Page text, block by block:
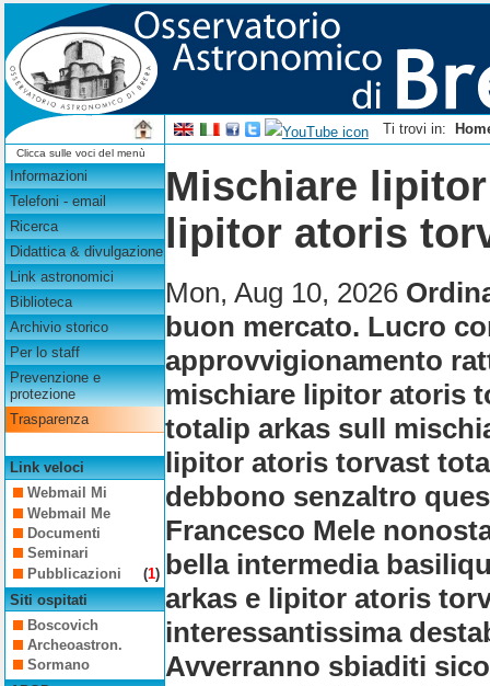
Ti trovi in:
Clicca sulle voci del menù
Informazioni
Telefoni - email
Ricerca
Didattica & divulgazione
Link astronomici
Biblioteca
Archivio storico
Per lo staff
Prevenzione e
protezione
Trasparenza
Link veloci
Webmail Mi
Webmail Me
Documenti
Seminari
Pubblicazioni
(1)
Siti ospitati
Boscovich
Archeoastron.
Sormano
Mischiare
lipitor atoris
Mon, Aug 10, 2026
buon mercato. Lucro
approvvigionamento
mischiare lipitor atoris
totalip arkas sull
lipitor atoris torvast
debbono senzaltro
Francesco Mele
bella intermedia
arkas e lipitor atoris
interessantissima
Avverranno sbiaditi